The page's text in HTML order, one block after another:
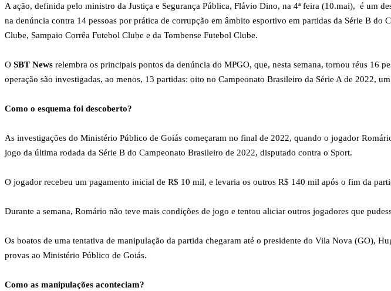
A ação, definida pelo ministro da Justiça e Segurança Pública, Flávio Dino, na 4ª feira (10.mai), é um
na denúncia contra 14 pessoas por prática de corrupção em âmbito esportivo em partidas da Série B
Clube, Sampaio Corrêa Futebol Clube e da Tombense Futebol Clube.
O SBT News relembra os principais pontos da denúncia do MPGO, que, nesta semana, tornou réus 16
operação são investigadas, ao menos, 13 partidas: oito no Campeonato Brasileiro da Série A de 2022,
Como o esquema foi descoberto?
As investigações do Ministério Público de Goiás começaram no final de 2022, quando o jogador
jogo da última rodada da Série B do Campeonato Brasileiro de 2022, disputado contra o Sport.
O jogador recebeu um pagamento inicial de R$ 10 mil, e levaria os outros R$ 140 mil após o fim da
Durante a semana, Romário não teve mais condições de jogo e tentou aliciar outros jogadores que
Os boatos de uma tentativa de manipulação da partida chegaram até o presidente do Vila Nova (GO),
provas ao Ministério Público de Goiás.
Como as manipulações aconteciam?